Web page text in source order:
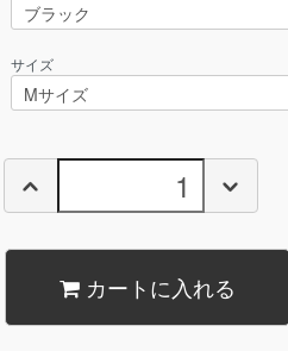
サイズ
カートに入れる